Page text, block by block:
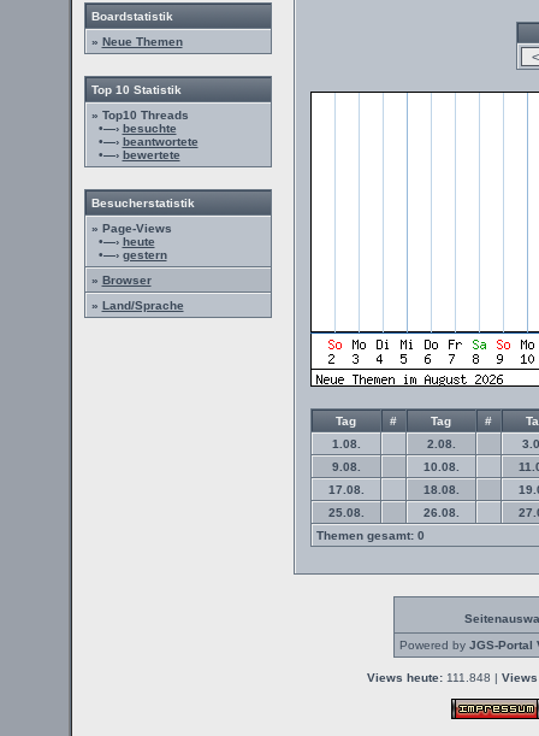
Boardstatistik
» Neue Themen
Top 10 Statistik
» Top10 Threads
•—› besuchte
•—› beantwortete
•—› bewertete
Besucherstatistik
» Page-Views
•—› heute
•—› gestern
» Browser
» Land/Sprache
Tag # Tag #
1.08.
2.08.
9.08.
10.08.
17.08.
18.08.
25.08.
26.08.
Themen gesamt: 0
Powered by JGS-Portal
Views heute: 111.848 |